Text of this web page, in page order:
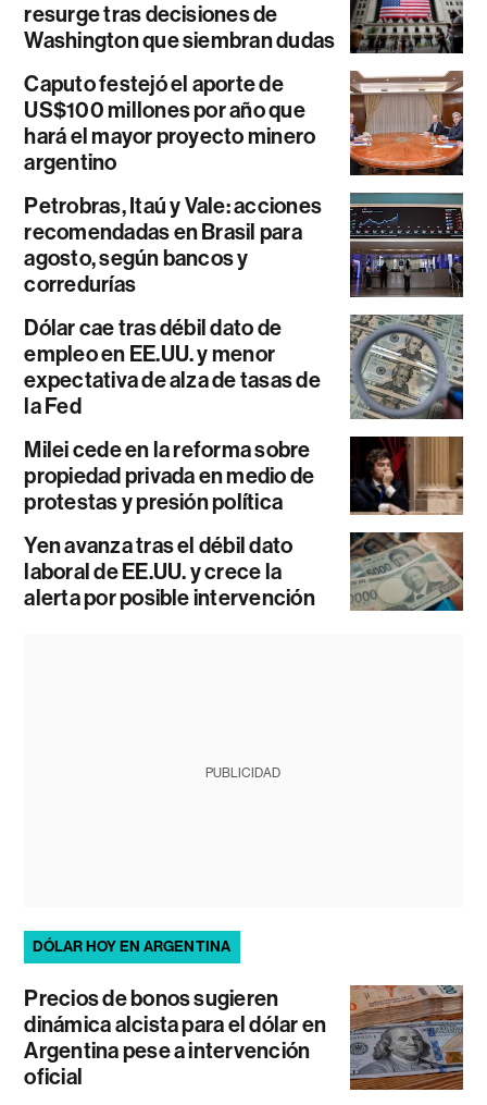
resurge tras decisiones de
Washington que siembran dudas
Caputo festejó el aporte de
US$100 millones por año que
hará el mayor proyecto minero
argentino
Petrobras, Itaú y Vale: acciones
recomendadas en Brasil para
agosto, según bancos y
corredurías
Dólar cae tras débil dato de
empleo en EE.UU. y menor
expectativa de alza de tasas de
la Fed
Milei cede en la reforma sobre
propiedad privada en medio de
protestas y presión política
Yen avanza tras el débil dato
laboral de EE.UU. y crece la
alerta por posible intervención
PUBLICIDAD
DÓLAR HOY EN ARGENTINA
Precios de bonos sugieren
dinámica alcista para el dólar en
Argentina pese a intervención
oficial